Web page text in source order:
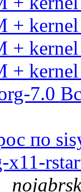
+
+
+
7.0
по
x11-